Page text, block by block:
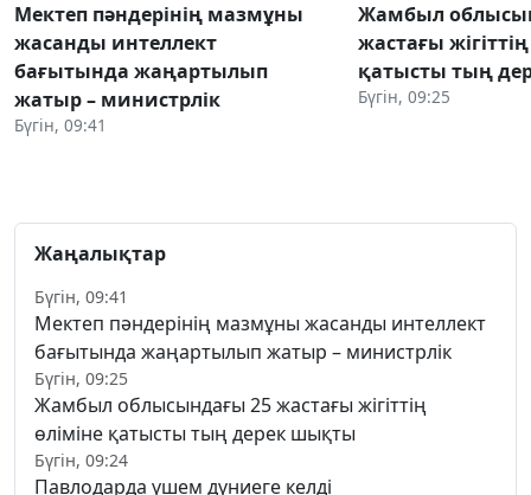
Мектеп пәндерінің мазмұны
жасанды интеллект
бағытында жаңартылып
жатыр – министрлік
Бүгін, 09:41
Жамбыл
жастағы
қатысты тың
Бүгін, 09:25
Жаңалықтар
Бүгін, 09:41
Мектеп пәндерінің мазмұны жасанды интеллект
бағытында жаңартылып жатыр – министрлік
Бүгін, 09:25
Жамбыл облысындағы 25 жастағы жігіттің
өліміне қатысты тың дерек шықты
Бүгін, 09:24
Павлодарда үшем дүниеге келді